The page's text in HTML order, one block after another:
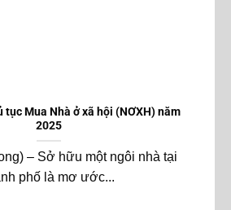
tục Mua Nhà ở xã hội (NƠXH) năm
2025
– Sở hữu một ngôi nhà tại
phố là mơ ước...